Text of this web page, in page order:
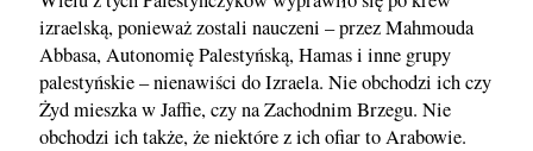
izraelską, ponieważ zostali nauczeni – przez Mahmouda
Abbasa, Autonomię Palestyńską, Hamas i inne grupy
palestyńskie – nienawiści do Izraela. Nie obchodzi ich czy
Żyd mieszka w Jaffie, czy na Zachodnim Brzegu. Nie
obchodzi ich także, że niektóre z ich ofiar to Arabowie.